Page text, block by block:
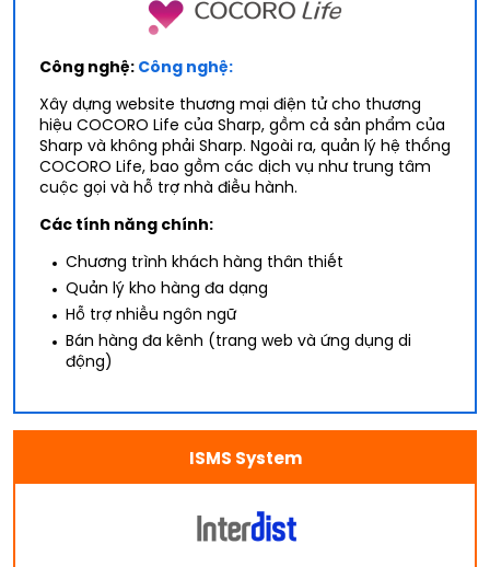
Công nghệ: Công nghệ:
Xây dựng website thương mại điện tử cho thương
hiệu COCORO Life của Sharp, gồm cả sản phẩm của
Sharp và không phải Sharp. Ngoài ra, quản lý hệ thống
COCORO Life, bao gồm các dịch vụ như trung tâm
cuộc gọi và hỗ trợ nhà điều hành.
Các tính năng chính:
Chương trình khách hàng thân thiết
Quản lý kho hàng đa dạng
Hỗ trợ nhiều ngôn ngữ
Bán hàng đa kênh (trang web và ứng dụng di
động)
ISMS System